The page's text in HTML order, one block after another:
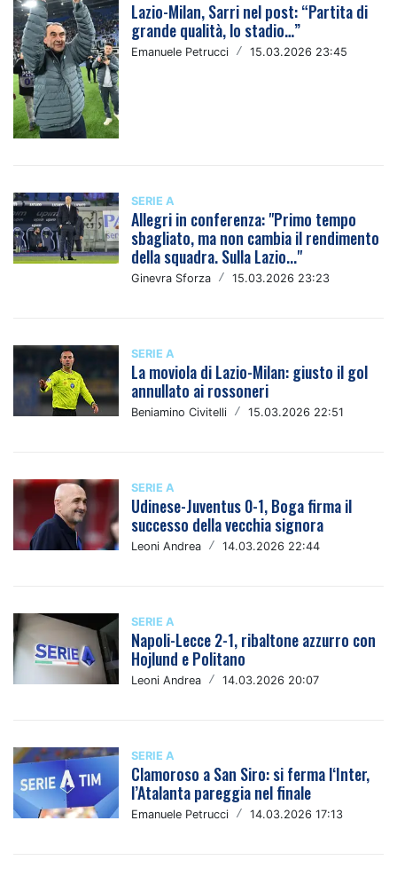
Lazio-Milan, Sarri nel post: “Partita di
grande qualità, lo stadio…”
Emanuele Petrucci / 15.03.2026 23:45
SERIE A
Allegri in conferenza: "Primo tempo
sbagliato, ma non cambia il rendimento
della squadra. Sulla Lazio..."
Ginevra Sforza / 15.03.2026 23:23
SERIE A
La moviola di Lazio-Milan: giusto il gol
annullato ai rossoneri
Beniamino Civitelli / 15.03.2026 22:51
SERIE A
Udinese-Juventus 0-1, Boga firma il
successo della vecchia signora
Leoni Andrea / 14.03.2026 22:44
SERIE A
Napoli-Lecce 2-1, ribaltone azzurro con
Hojlund e Politano
Leoni Andrea / 14.03.2026 20:07
SERIE A
Clamoroso a San Siro: si ferma l‘Inter,
l’Atalanta pareggia nel finale
Emanuele Petrucci / 14.03.2026 17:13